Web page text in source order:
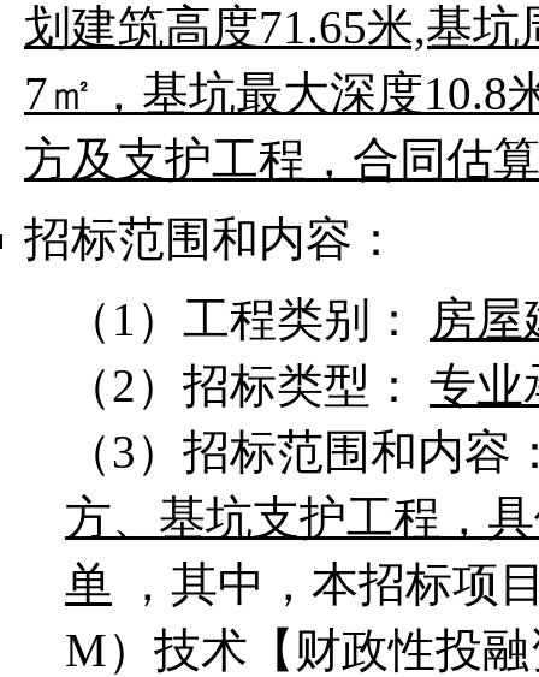
划建筑高度71.65米,基
7㎡，基坑最大深度10.8
方及支护工程，合同估
招标范围和内容：
（1）工程类别：
房屋
（2）招标类型： 专业
（3）招标范围和内容
方、基坑支护工程，
单 ，其中，本招标项
M）技术【财政性投